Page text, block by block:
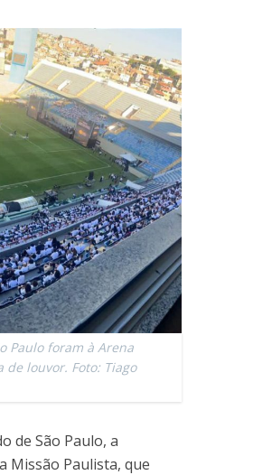
Paulo foram à Arena
louvor. Foto: Tiago
de São Paulo, a
Missão Paulista, que